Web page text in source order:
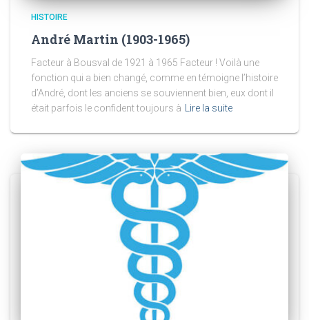
HISTOIRE
André Martin (1903-1965)
Facteur à Bousval de 1921 à 1965 Facteur ! Voilà une
fonction qui a bien changé, comme en témoigne l’histoire
d’André, dont les anciens se souviennent bien, eux dont il
était parfois le confident toujours à
Lire la suite